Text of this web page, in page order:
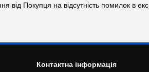
від Покупця на відсутність помилок в
Контактна інформація